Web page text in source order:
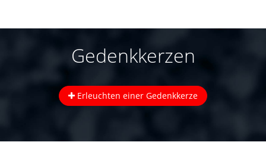
Gedenkkerzen
Erleuchten einer Gedenkkerze